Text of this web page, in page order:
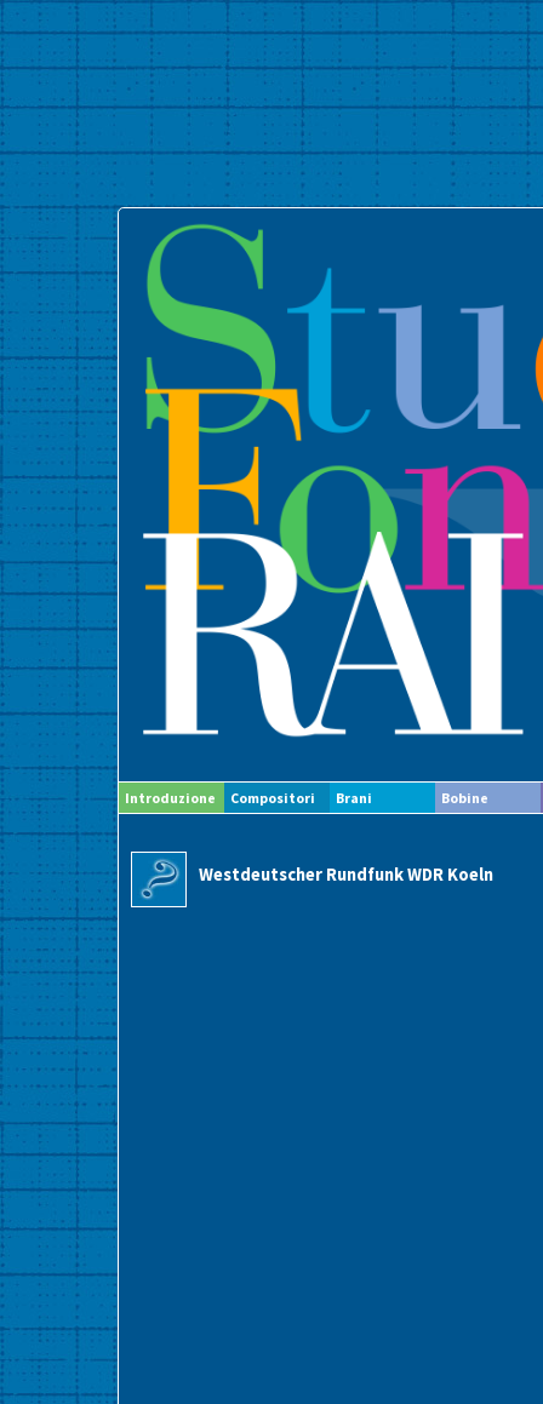
Introduzione Compositori Brani Bobine
Westdeutscher Rundfunk WDR Koeln